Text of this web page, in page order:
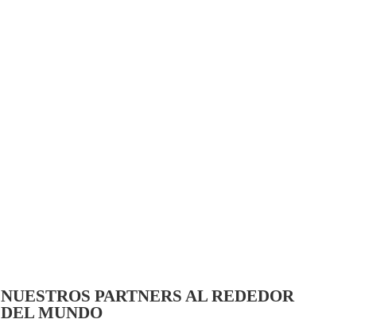
NUESTROS PARTNERS AL REDEDOR
DEL MUNDO